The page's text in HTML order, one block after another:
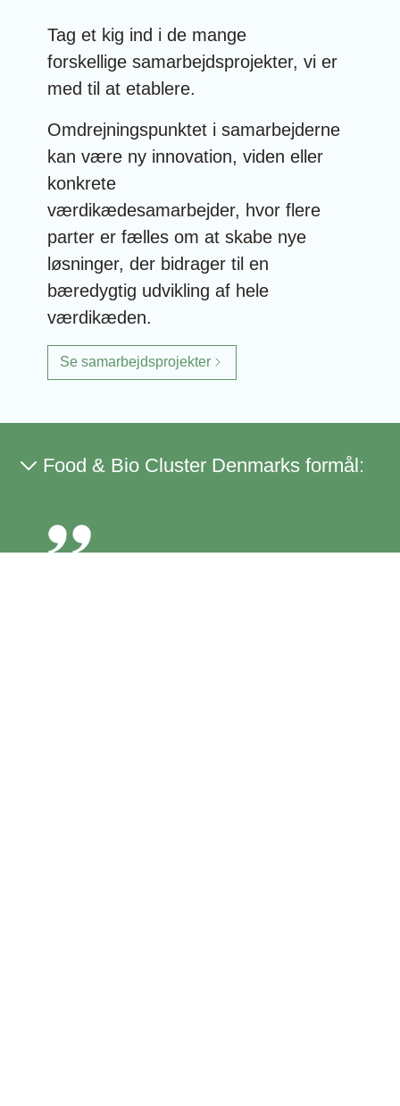
Tag et kig ind i de mange
forskellige samarbejdsprojekter, vi er
med til at etablere.
Omdrejningspunktet i samarbejderne
kan være ny innovation, viden eller
konkrete
værdikædesamarbejder, hvor flere
parter er fælles om at skabe nye
løsninger, der bidrager til en
bæredygtig udvikling af hele
værdikæden.
Se samarbejdsprojekter
Food & Bio Cluster Denmarks formål: